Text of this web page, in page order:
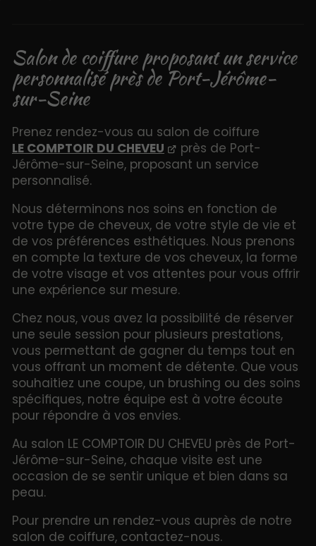
Salon de coiffure proposant un service
personnalisé près de Port-Jérôme-
sur-Seine
Prenez rendez-vous au salon de coiffure
LE COMPTOIR DU CHEVEU
près de Port-
Jérôme-sur-Seine, proposant un service
personnalisé.
Nous déterminons nos soins en fonction de
votre type de cheveux, de votre style de vie et
de vos préférences esthétiques. Nous prenons
en compte la texture de vos cheveux, la forme
de votre visage et vos attentes pour vous offrir
une expérience sur mesure.
Chez nous, vous avez la possibilité de réserver
une seule session pour plusieurs prestations,
vous permettant de gagner du temps tout en
vous offrant un moment de détente. Que vous
souhaitiez une coupe, un brushing ou des soins
spécifiques, notre équipe est à votre écoute
pour répondre à vos envies.
Au salon LE COMPTOIR DU CHEVEU près de Port-
Jérôme-sur-Seine, chaque visite est une
occasion de se sentir unique et bien dans sa
peau.
Pour prendre un rendez-vous auprès de notre
salon de coiffure, contactez-nous.